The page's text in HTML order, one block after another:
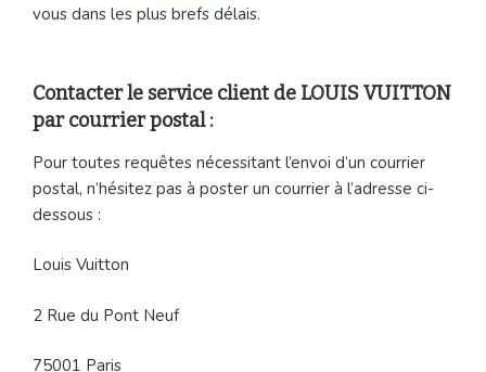
vous dans les plus brefs délais.
Contacter le service client de LOUIS VUITTON
par courrier postal :
Pour toutes requêtes nécessitant l’envoi d’un courrier
postal, n’hésitez pas à poster un courrier à l’adresse ci-
dessous :
Louis Vuitton
2 Rue du Pont Neuf
75001 Paris